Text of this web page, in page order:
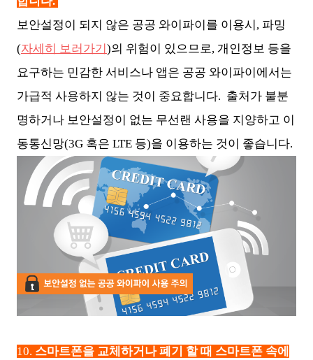
보안설정이 되지 않은 공공 와이파이를 이용시, 파밍
(자세히 보러가기 )의 위험이 있으므로, 개인정보 등을
요구하는 민감한 서비스나 앱은 공공 와이파이에서는
가급적 사용하지 않는 것이 중요합니다. 출처가 불분
명하거나 보안설정이 없는 무선랜 사용을 지양하고 이
동통신망(3G 혹은 LTE 등)을 이용하는 것이 좋습니다.
10. 스마트폰을 교체하거나 폐기 할 때 스마트폰 속에